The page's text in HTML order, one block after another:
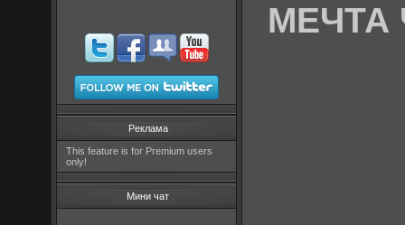
Реклама
This feature is for Premium users
only!
Мини чат
МЕЧТА